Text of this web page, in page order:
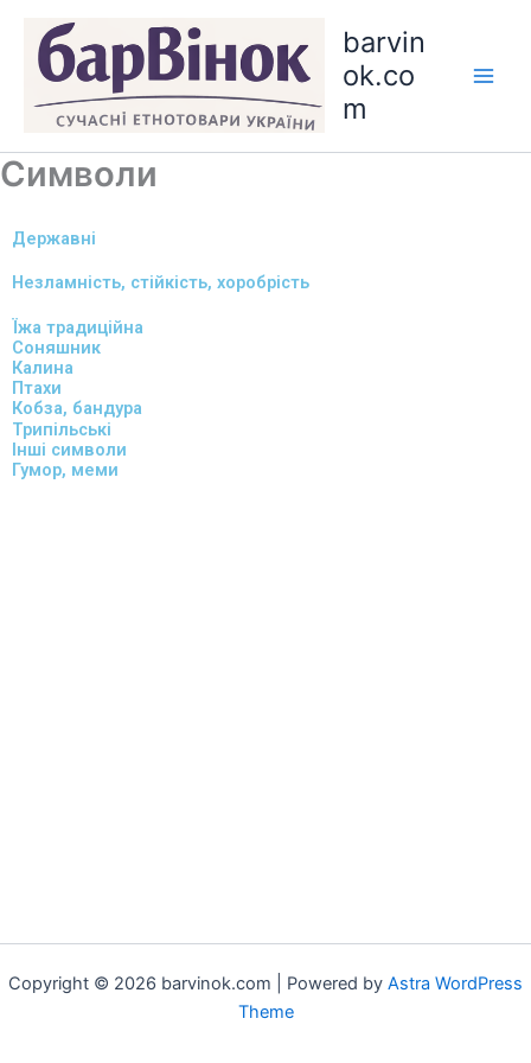
content
barvin
ok.co
m
Символи
Державні
Незламність, стійкість, хоробрість
Їжа традиційна
Соняшник
Калина
Птахи
Кобза, бандура
Трипільські
Інші символи
Гумор, меми
Copyright © 2026 barvinok.com | Powered by Astra WordPress
Theme